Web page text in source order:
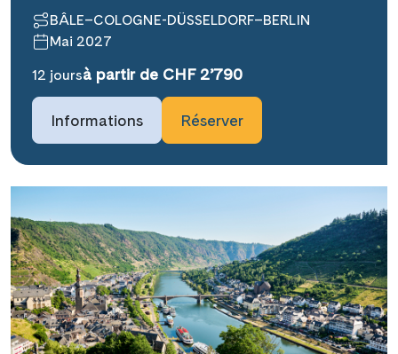
Link kopieren
BÂLE–COLOGNE-DÜSSELDORF–BERLIN
Mai 2027
12 joursà partir de CHF 2’790
Informations Réserver